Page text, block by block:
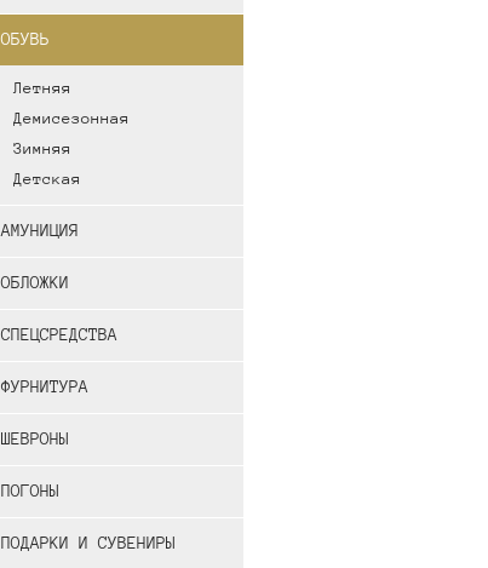
ОБУВЬ
Летняя
Демисезонная
Зимняя
Детская
АМУНИЦИЯ
ОБЛОЖКИ
СПЕЦСРЕДСТВА
ФУРНИТУРА
ШЕВРОНЫ
ПОГОНЫ
ПОДАРКИ И СУВЕНИРЫ